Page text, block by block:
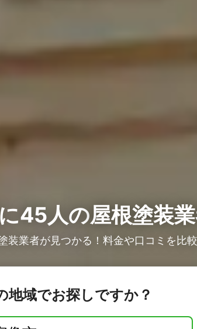
45人の屋根塗装
装業者が見つかる！料金や口コミを比
地域でお探しですか？